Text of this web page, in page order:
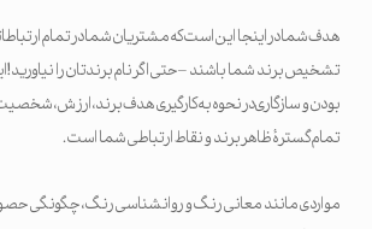
هدف شما در اینجا این است که مشتریان شما در تمام ارتباطاتی
تشخیص برند شما باشند – حتی اگر نام برندتان را نیاورید!
بودن و سازگاری در نحوه به کارگیری هدف برند، ارزش،
تمام گسترۀ ظاهر برند و نقاط ارتباطی شما است.
مواردی مانند معانی رنگ و روانشناسی رنگ، چگونگی